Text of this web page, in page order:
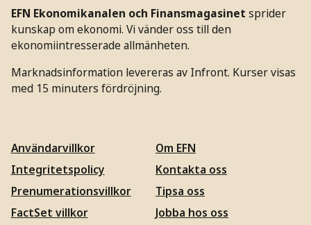
EFN Ekonomikanalen och Finansmagasinet sprider
kunskap om ekonomi. Vi vänder oss till den
ekonomiintresserade allmänheten.
Marknadsinformation levereras av Infront. Kurser visas
med 15 minuters fördröjning.
Användarvillkor
Integritetspolicy
Prenumerationsvillkor
FactSet villkor
Om EFN
Kontakta oss
Tipsa oss
Jobba hos oss